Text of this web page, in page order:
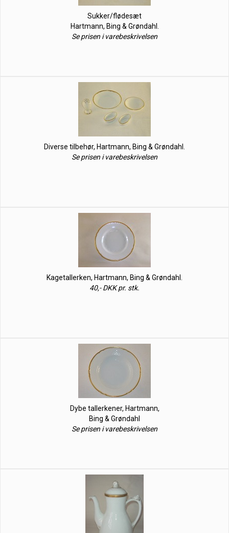
Sukker/flødesæt
Hartmann, Bing & Grøndahl.
Se prisen i varebeskrivelsen
Diverse tilbehør, Hartmann, Bing & Grøndahl.
Se prisen i varebeskrivelsen
Kagetallerken, Hartmann, Bing & Grøndahl.
40,- DKK pr. stk.
Dybe tallerkener, Hartmann,
Bing & Grøndahl
Se prisen i varebeskrivelsen